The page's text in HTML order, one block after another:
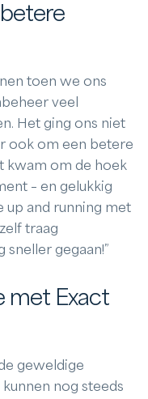
toen we ons
veel
Het ging ons niet
ook om een betere
kwam om de hoek
– en gelukkig
up and running met
traag
sneller gegaan!”
met Exact
geweldige
nog steeds